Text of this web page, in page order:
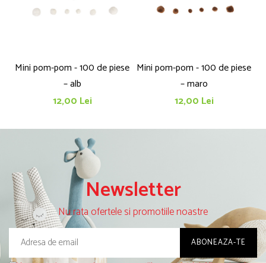
Mini pom-pom - 100 de piese
– alb
12,00 Lei
Mini pom-pom - 100 de piese
– maro
12,00 Lei
Newsletter
Nu rata ofertele si promotiile noastre